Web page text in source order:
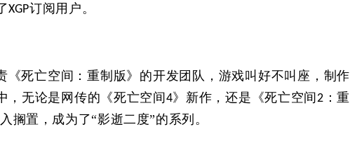
XGP订阅用户。
《死亡空间：重制版》的开发团队，游戏叫好不叫座，制作
，无论是网传的《死亡空间4》新作，还是《死亡空间2 ：重
搁置，成为了“影逝二度”的系列。